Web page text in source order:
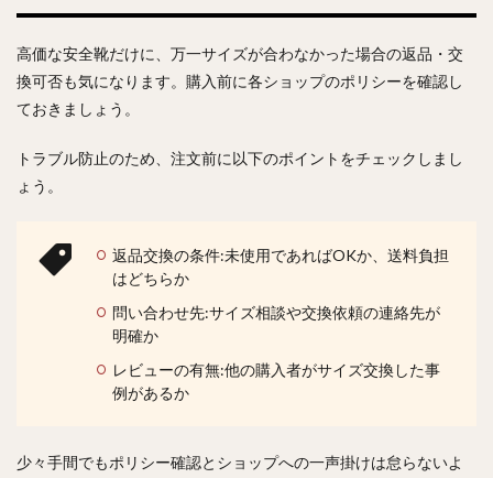
高価な安全靴だけに、万一サイズが合わなかった場合の返品・交
換可否も気になります。購入前に各ショップのポリシーを確認し
ておきましょう。
トラブル防止のため、注文前に以下のポイントをチェックしまし
ょう。
返品交換の条件:未使用であればOKか、送料負担
はどちらか
問い合わせ先:サイズ相談や交換依頼の連絡先が
明確か
レビューの有無:他の購入者がサイズ交換した事
例があるか
少々手間でもポリシー確認とショップへの一声掛けは怠らないよ